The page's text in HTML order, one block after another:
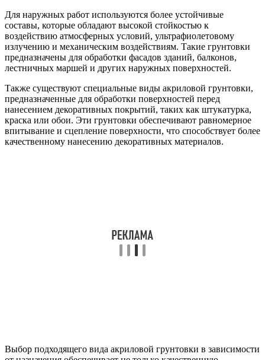
Для наружных работ используются более устойчивые
составы, которые обладают высокой стойкостью к
воздействию атмосферных условий, ультрафиолетовому
излучению и механическим воздействиям. Такие грунтовки
предназначены для обработки фасадов зданий, балконов,
лестничных маршей и других наружных поверхностей.
Также существуют специальные виды акриловой грунтовки,
предназначенные для обработки поверхностей перед
нанесением декоративных покрытий, таких как штукатурка,
краска или обои. Эти грунтовки обеспечивают равномерное
впитывание и сцепление поверхности, что способствует более
качественному нанесению декоративных материалов.
Выбор подходящего вида акриловой грунтовки в зависимости